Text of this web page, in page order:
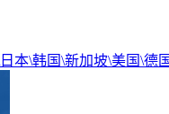
本\韩国\新加坡\美国\德